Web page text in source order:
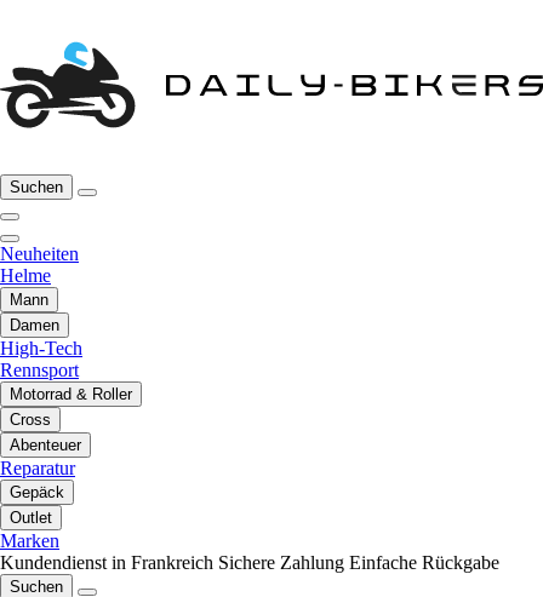
Suchen
Neuheiten
Helme
Mann
Damen
High-Tech
Rennsport
Motorrad & Roller
Cross
Abenteuer
Reparatur
Gepäck
Outlet
Marken
Kundendienst in Frankreich Sichere Zahlung Einfache Rückgabe
Suchen